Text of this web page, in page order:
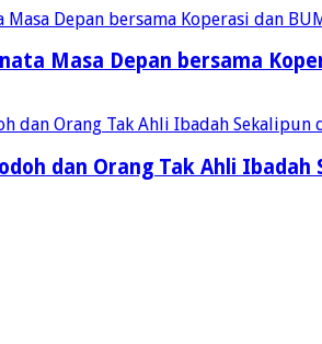
Masa Depan bersama
dan Orang Tak Ahli